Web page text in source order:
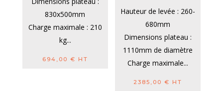
830x500mm
Charge maximale : 210
kg...
694,00 € HT
Hauteur de levée : 260-
680mm
Dimensions plateau :
1110mm de diamètre
Charge maximale...
2385,00€ HT